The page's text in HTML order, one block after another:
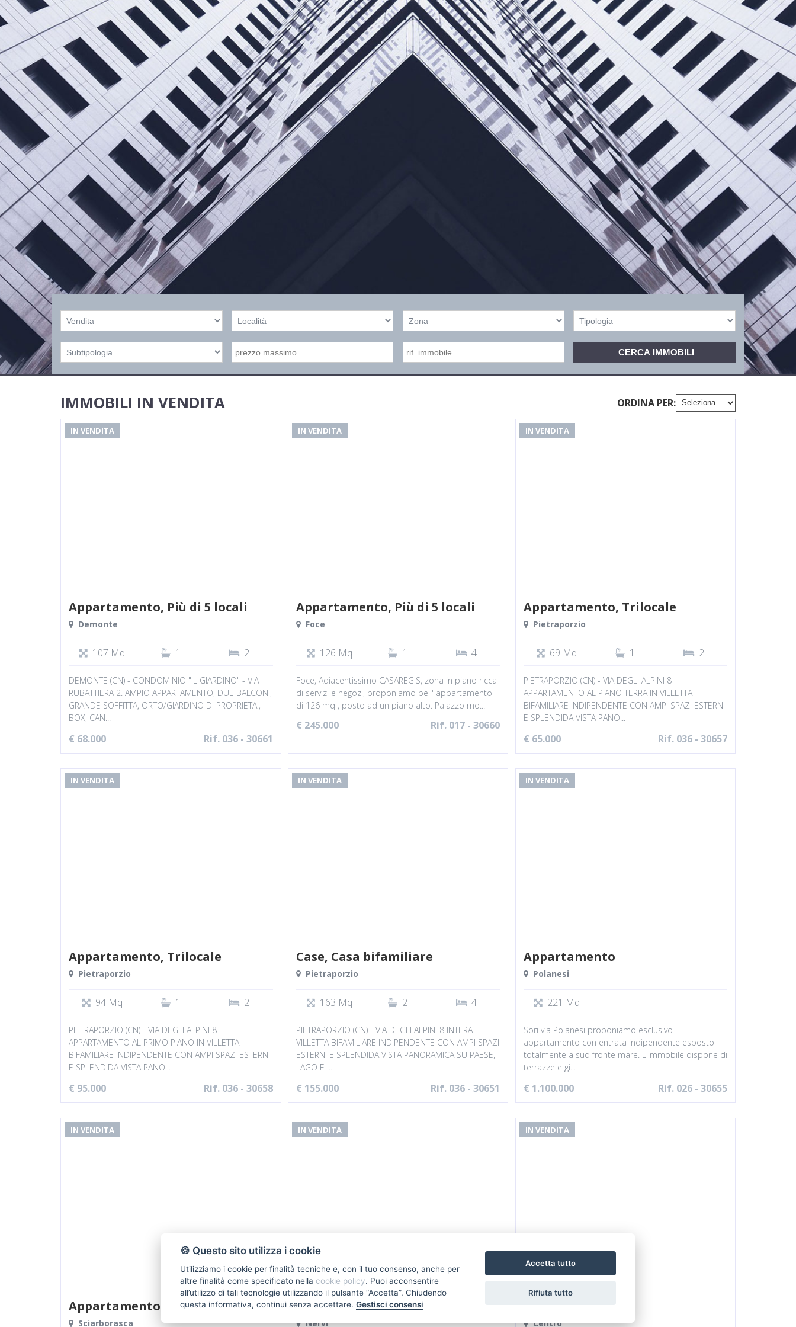
IMMOBILI IN VENDITA ORDINA PER:
IN VENDITA
Appartamento, Più di 5 locali
Demonte
107 Mq 1 2
DEMONTE (CN) - CONDOMINIO "IL GIARDINO" - VIA
RUBATTIERA 2. AMPIO APPARTAMENTO, DUE BALCONI,
GRANDE SOFFITTA, ORTO/GIARDINO DI PROPRIETA',
BOX, CAN...
€ 68.000 Rif. 036 - 30661
IN VENDITA
Appartamento, Più di 5 locali
Foce
126 Mq 1 4
Foce, Adiacentissimo CASAREGIS, zona in piano ricca
di servizi e negozi, proponiamo bell' appartamento
di 126 mq , posto ad un piano alto. Palazzo mo...
€ 245.000 Rif. 017 - 30660
IN VENDITA
Appartamento, Trilocale
Pietraporzio
69 Mq 1 2
PIETRAPORZIO (CN) - VIA DEGLI ALPINI 8
APPARTAMENTO AL PIANO TERRA IN VILLETTA
BIFAMILIARE INDIPENDENTE CON AMPI SPAZI ESTERNI
E SPLENDIDA VISTA PANO...
€ 65.000 Rif. 036 - 30657
IN VENDITA
Appartamento, Trilocale
Pietraporzio
94 Mq 1 2
PIETRAPORZIO (CN) - VIA DEGLI ALPINI 8
APPARTAMENTO AL PRIMO PIANO IN VILLETTA
BIFAMILIARE INDIPENDENTE CON AMPI SPAZI ESTERNI
E SPLENDIDA VISTA PANO...
€ 95.000 Rif. 036 - 30658
IN VENDITA
Case, Casa bifamiliare
Pietraporzio
163 Mq 2 4
PIETRAPORZIO (CN) - VIA DEGLI ALPINI 8 INTERA
VILLETTA BIFAMILIARE INDIPENDENTE CON AMPI SPAZI
ESTERNI E SPLENDIDA VISTA PANORAMICA SU PAESE,
LAGO E ...
€ 155.000 Rif. 036 - 30651
IN VENDITA
Appartamento
Polanesi
221 Mq
Sori via Polanesi proponiamo esclusivo
appartamento con entrata indipendente esposto
totalmente a sud fronte mare. L'immobile dispone di
terrazze e gi...
€ 1.100.000 Rif. 026 - 30655
IN VENDITA
Appartamento
Sciarborasca
IN VENDITA
Appartamento, Attico
Nervi
IN VENDITA
Centro
🍪 Questo sito utilizza i cookie
Utilizziamo i cookie per finalità tecniche e, con il tuo consenso, anche per
altre finalità come specificato nella cookie policy. Puoi acconsentire
all’utilizzo di tali tecnologie utilizzando il pulsante “Accetta”. Chiudendo
questa informativa, continui senza accettare. Gestisci consensi
Accetta tutto
Rifiuta tutto